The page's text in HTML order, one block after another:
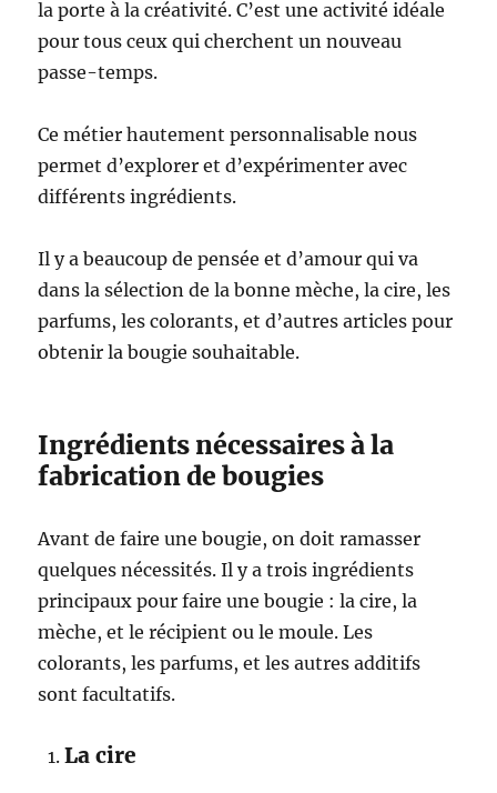
la porte à la créativité. C’est une activité idéale
pour tous ceux qui cherchent un nouveau
passe-temps.
Ce métier hautement personnalisable nous
permet d’explorer et d’expérimenter avec
différents ingrédients.
Il y a beaucoup de pensée et d’amour qui va
dans la sélection de la bonne mèche, la cire, les
parfums, les colorants, et d’autres articles pour
obtenir la bougie souhaitable.
Ingrédients nécessaires à la
fabrication de bougies
Avant de faire une bougie, on doit ramasser
quelques nécessités. Il y a trois ingrédients
principaux pour faire une bougie : la cire, la
mèche, et le récipient ou le moule. Les
colorants, les parfums, et les autres additifs
sont facultatifs.
La cire